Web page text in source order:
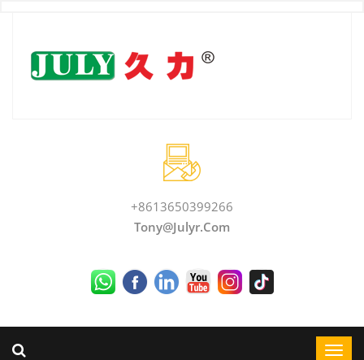
+8613650399266
Tony@julyr.com